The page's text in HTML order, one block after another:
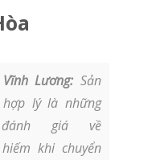
Lương: Sản
lý là những
giá về
khi chuyển